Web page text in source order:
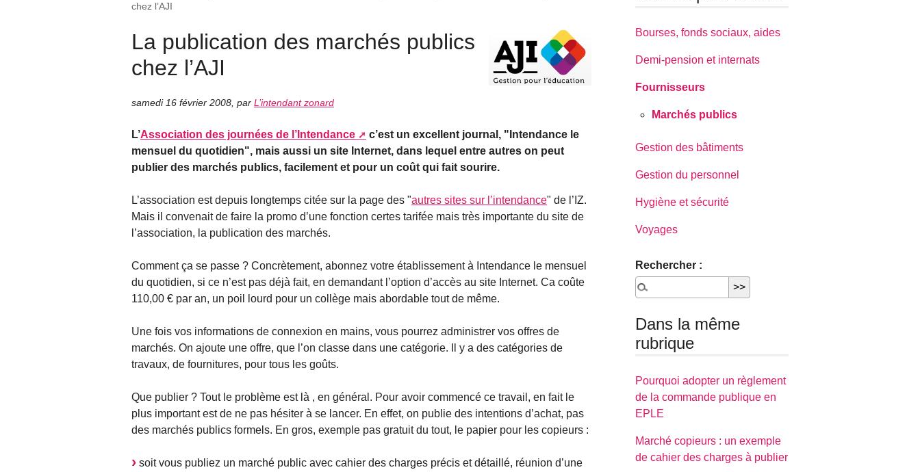
chez l’AJI
La publication des marchés publics
chez l’AJI
samedi 16 février 2008 par L’intendant zonard
L’Association des journées de l’Intendance
c’est un excellent journal, "Intendance le
mensuel du quotidien", mais aussi un site Internet, dans lequel entre autres on peut
publier des marchés publics, facilement et pour un coût qui fait sourire.
L’association est depuis longtemps citée sur la page des "autres sites sur l’intendance" de l’IZ.
Mais il convenait de faire la promo d’une fonction certes tarifée mais très importante du site de
l’association, la publication des marchés.
Comment ça se passe ? Concrètement, abonnez votre établissement à Intendance le mensuel
du quotidien, si ce n’est pas déjà fait, en demandant l’option d’accès au site Internet. Ca coûte
110,00 € par an, un poil lourd pour un collège mais abordable tout de même.
Une fois vos informations de connexion en mains, vous pourrez administrer vos offres de
marchés. On ajoute une offre, que l’on classe dans une catégorie. Il y a des catégories de
travaux, de fournitures, pour tous les goûts.
Que publier ? Tout le problème est là , en général. Pour avoir commencé ce travail, en fait le
plus important est de ne pas hésiter à se lancer. En effet, on publie des intentions d’achat, pas
des marchés publics formels. En gros, exemple pas gratuit du tout, le papier pour les copieurs :
soit vous publiez un marché public avec cahier des charges précis et détaillé, réunion d’une
Bourses, fonds sociaux, aides
Demi-pension et internats
Fournisseurs
Marchés publics
Gestion des bâtiments
Gestion du personnel
Hygiène et sécurité
Voyages
Rechercher :
Dans la même
rubrique
Pourquoi adopter un règlement
de la commande publique en
EPLE
Marché copieurs : un exemple
de cahier des charges à publier